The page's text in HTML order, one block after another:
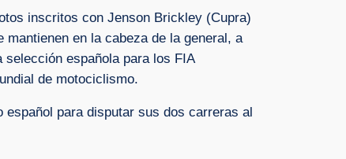
inscritos con Jenson Brickley (Cupra)
en la cabeza de la general, a
española para los FIA
de motociclismo.
para disputar sus dos carreras al